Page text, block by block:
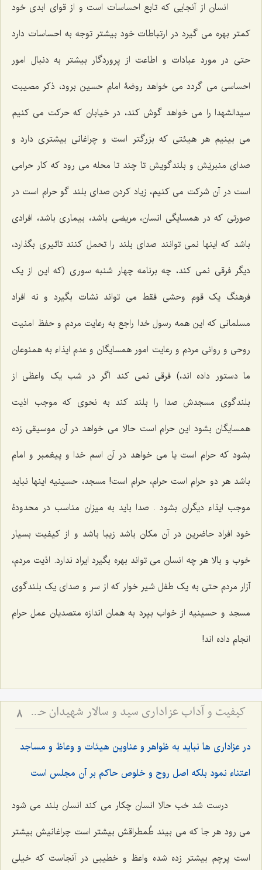
انسان از آنجایی که تابع احساسات است و از قوای ابدی خود
کمتر بهره می گیرد در ارتباطات خود بیشتر توجه به احساسات دارد
حتی در مورد عبادات و اطاعت از پروردگار بیشتر به دنبال امور
احساسی می گردد می خواهد روضۀ امام حسین برود، ذکر مصیبت
سیدالشهدا را می خواهد گوش کند، در خیابان که حرکت می کنیم
می بینیم هر هیئتی که بزرگتر است و چراغانی بیشتری دارد و
صدای منبریَش و بلندگویش تا چند تا محله می رود که کار حرامی
است در آن شرکت می کنیم، زیاد کردن صدای بلند گو حرام است در
صورتی که در همسایگی انسان، مریضی باشد، بیماری باشد، افرادی
باشد که اینها نمی توانند صدای بلند را تحمل کنند تاثیری بگذارد،
دیگر فرقی نمی کند، چه برنامه چهار شنبه سوری (که این از یک
فرهنگ یک قوم وحشی فقط می تواند نشات بگیرد و نه افراد
مسلمانی که این همه رسول خدا راجع به رعایت مردم و حفظ امنیت
روحی و روانی مردم و رعایت امور همسایگان و عدم ایذاء به همنوعان
ما دستور داده اند،) فرقی نمی کند اگر در شب یک واعظی از
بلندگوی مسجدش صدا را بلند کند به نحوی که موجب اذیت
همسایگان بشود این حرام است حالا می خواهد در آن موسیقی زده
بشود که حرام است یا می خواهد در آن اسم خدا و پیغمبر و امام
باشد هر دو حرام است حرام، حرام است! مسجد، حسینیه اینها نباید
موجب ایذاء دیگران بشود . صدا باید به میزان مناسب در محدودۀ
خود افراد حاضرین در آن مکان باشد زیبا باشد و از کیفیت بسیار
خوب و بالا هر چه انسان می تواند بهره بگیرد ایراد ندارد. اذیت مردم،
آزار مردم حتی به یک طفل شیر خوار که از سر و صدای یک بلندگوی
مسجد و حسینیه از خواب بپرد به همان اندازه متصدیان عمل حرام
انجام داده اند!
کیفیت و آداب عزاداری سید و سالار شهیدان حضرت أباعبداللَه الحسین علیه السلام 8
در عزاداری ها نباید به ظواهر و عناوین هیئات و وعاظ و مساجد
اعتناء نمود بلکه اصل روح و خلوص حاکم بر آن مجلس است
درست شد خب حالا انسان چکار می کند انسان بلند می شود
می رود هر جا که می بیند طُمطراقش بیشتر است چراغانیش بیشتر
است پرچم بیشتر زده شده واعظ و خطیبی در آنجاست که خیلی